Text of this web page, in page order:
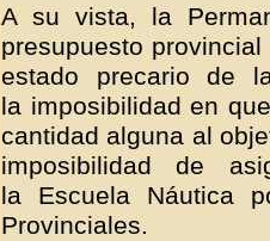
A su vista, la
presupuesto
estado precario de
la imposibilidad en
cantidad alguna al
imposibilidad de
la Escuela Náutica
Provinciales.